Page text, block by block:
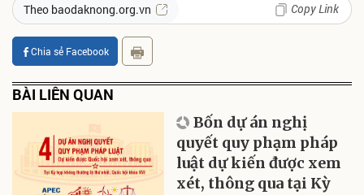
Theo baodaknong.org.vn Copy Link
Chia sẻ Facebook
BÀI LIÊN QUAN
Bốn dự án nghị
quyết quy phạm pháp
luật dự kiến được xem
xét, thông qua tại Kỳ